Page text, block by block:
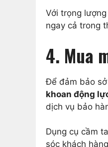
Với trọng
ngay cả trong
4. Mua
Để đảm bảo
khoan động
dịch vụ bảo
Dụng cụ cầm
sóc khách